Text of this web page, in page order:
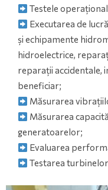
Testele
Executarea de
și echipamente
hidroelectrice,
reparații accidentale,
beneficiar;
Măsurarea
Măsurarea
generatoarelor;
Evaluarea
Testarea